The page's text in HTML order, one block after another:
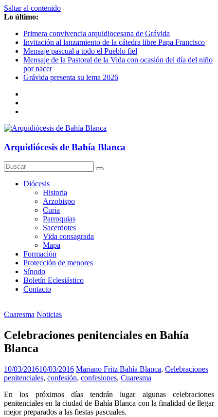
Saltar al contenido
Lo último:
Primera convivencia arquidiocesana de Grávida
Invitación al lanzamiento de la cátedra libre Papa Francisco
Mensaje pascual a todo el Pueblo fiel
Mensaje de la Pastoral de la Vida con ocasión del día del niño
por nacer
Grávida presenta su lema 2026
Arquidiócesis de Bahía Blanca
Diócesis
Historia
Arzobispo
Curia
Parroquias
Sacerdotes
Vida consagrada
Mapa
Formación
Protección de menores
Sínodo
Boletín Eclesiástico
Contacto
Cuaresma Noticias
Celebraciones penitenciales en Bahía
Blanca
10/03/201610/03/2016 Mariano Fritz Bahía Blanca, Celebraciones
penitenciales, confesión, confesiones, Cuaresma
En los próximos días tendrán lugar algunas celebraciones
penitenciales en la ciudad de Bahía Blanca con la finalidad de llegar
mejor preparados a las fiestas pascuales.